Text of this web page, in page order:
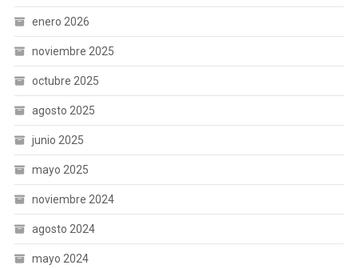
enero 2026
noviembre 2025
octubre 2025
agosto 2025
junio 2025
mayo 2025
noviembre 2024
agosto 2024
mayo 2024